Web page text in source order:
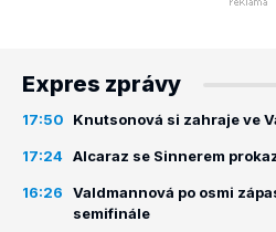
Expres zprávy
17:50 Knutsonová si zahraje ve
17:24 Alcaraz se Sinnerem
16:26
Valdmannová po osmi
semifinále